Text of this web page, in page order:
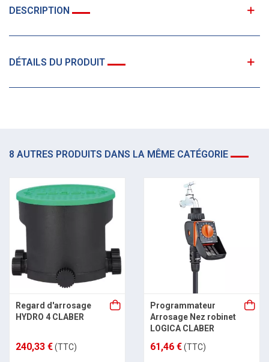
DESCRIPTION
DÉTAILS DU PRODUIT
8 AUTRES PRODUITS DANS LA MÊME CATÉGORIE
Regard d'arrosage
HYDRO 4 CLABER
240,33 €(TTC)
Programmateur
Arrosage Nez robinet
LOGICA CLABER
61,46 €(TTC)